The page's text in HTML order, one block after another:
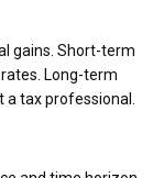
gains. Short-term
Long-term
tax professional.